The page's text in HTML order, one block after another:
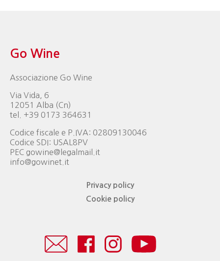
Go Wine
Associazione Go Wine
Via Vida, 6
12051 Alba (Cn)
tel. +39 0173 364631
Codice fiscale e P.IVA: 02809130046
Codice SDI: USAL8PV
PEC gowine@legalmail.it
info@gowinet.it
Privacy policy
Cookie policy